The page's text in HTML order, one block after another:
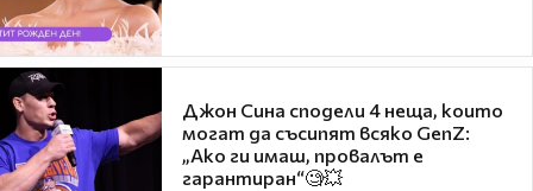
Джон Сина сподели 4 неща, които
могат да съсипят всяко GenZ:
„Ако ги имаш, провалът е
гарантиран“🧐💥